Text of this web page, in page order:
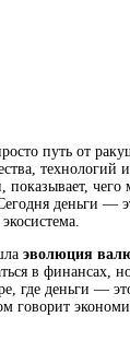
путь от
показывает, чего
деньги —
эволюция
в финансах,
где деньги —
говорит